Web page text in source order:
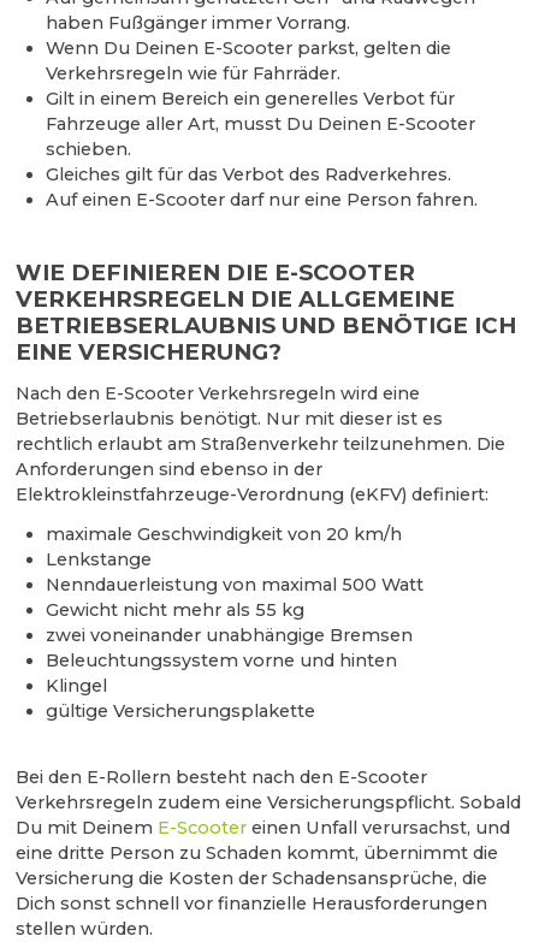
haben Fußgänger immer Vorrang.
Wenn Du Deinen E-Scooter parkst, gelten die
Verkehrsregeln wie für Fahrräder.
Gilt in einem Bereich ein generelles Verbot für
Fahrzeuge aller Art, musst Du Deinen E-Scooter
schieben.
Gleiches gilt für das Verbot des Radverkehres.
Auf einen E-Scooter darf nur eine Person fahren.
WIE DEFINIEREN DIE E-SCOOTER
VERKEHRSREGELN DIE ALLGEMEINE
BETRIEBSERLAUBNIS UND BENÖTIGE ICH
EINE VERSICHERUNG?
Nach den E-Scooter Verkehrsregeln wird eine
Betriebserlaubnis benötigt. Nur mit dieser ist es
rechtlich erlaubt am Straßenverkehr teilzunehmen. Die
Anforderungen sind ebenso in der
Elektrokleinstfahrzeuge-Verordnung (eKFV) definiert:
maximale Geschwindigkeit von 20 km/h
Lenkstange
Nenndauerleistung von maximal 500 Watt
Gewicht nicht mehr als 55 kg
zwei voneinander unabhängige Bremsen
Beleuchtungssystem vorne und hinten
Klingel
gültige Versicherungsplakette
Bei den E-Rollern besteht nach den E-Scooter
Verkehrsregeln zudem eine Versicherungspflicht. Sobald
Du mit Deinem E-Scootereinen Unfall verursachst, und
eine dritte Person zu Schaden kommt, übernimmt die
Versicherung die Kosten der Schadensansprüche, die
Dich sonst schnell vor finanzielle Herausforderungen
stellen würden.